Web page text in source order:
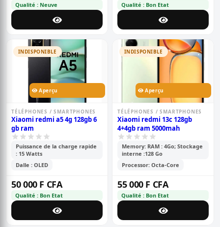
Qualité : Neuve Qualité : Bon Etat
INDISPONIBLE
Aperçu
TÉLÉPHONES / SMARTPHONES
Xiaomi redmi a5 4g 128gb 6
gb ram
Puissance de la charge rapide
: 15 Watts
Dalle : OLED
50 000 F CFA
Qualité : Bon Etat
INDISPONIBLE
Aperçu
TÉLÉPHONES / SMARTPHONES
Xiaomi redmi 13c 128gb
4+4gb ram 5000mah
Memory: RAM : 4Go; Stockage
interne :128 Go
Processor: Octa-Core
55 000 F CFA
Qualité : Bon Etat